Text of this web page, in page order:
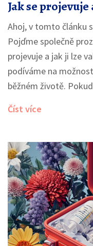
Jak se
Ahoj, v tomto článku
Pojďme společně
projevuje a jak ji lze
podíváme na
běžném životě.
přečtěte náš příspěvek.
Číst více